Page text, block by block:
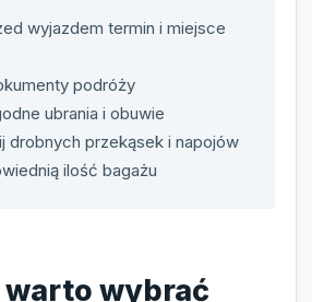
wyjazdem termin i miejsce
podróży
ubrania i obuwie
drobnych przekąsek i napojów
ilość bagażu
warto wybrać